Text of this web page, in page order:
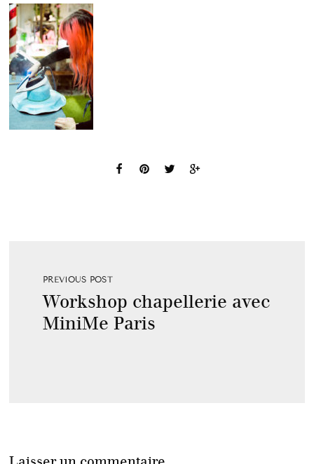
PREVIOUS POST
Workshop chapellerie avec
MiniMe Paris